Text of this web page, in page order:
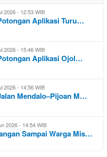
2026 - 12:53 WIB
Aplikasi Turu…
2026 - 15:46 WIB
Aplikasi Ojol…
2026 - 14:56 WIB
Mendalo–Pijoan M…
2026 - 14:54 WIB
Sampai Warga Mis…